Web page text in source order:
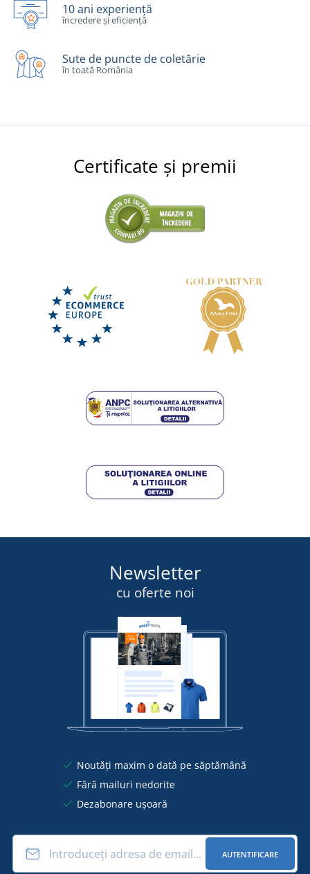
10 ani experiență
încredere și eficiență
Sute de puncte de coletărie
în toată România
Certificate și premii
Newsletter
cu oferte noi
Noutăți maxim o dată pe săptămână
Fără mailuri nedorite
Dezabonare ușoară
AUTENTIFICARE